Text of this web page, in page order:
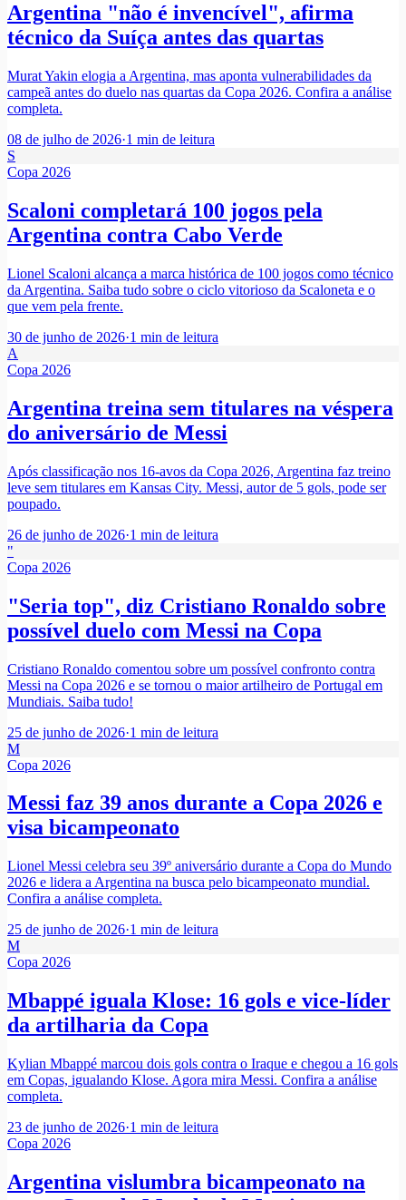
Argentina "não é invencível", afirma
técnico da Suíça antes das quartas
Murat Yakin elogia a Argentina, mas aponta vulnerabilidades da
campeã antes do duelo nas quartas da Copa 2026. Confira a análise
completa.
08 de julho de 2026·1 min de leitura
S
Copa 2026
Scaloni completará 100 jogos pela
Argentina contra Cabo Verde
Lionel Scaloni alcança a marca histórica de 100 jogos como técnico
da Argentina. Saiba tudo sobre o ciclo vitorioso da Scaloneta e o
que vem pela frente.
30 de junho de 2026·1 min de leitura
A
Copa 2026
Argentina treina sem titulares na véspera
do aniversário de Messi
Após classificação nos 16-avos da Copa 2026, Argentina faz treino
leve sem titulares em Kansas City. Messi, autor de 5 gols, pode ser
poupado.
26 de junho de 2026·1 min de leitura
"
Copa 2026
"Seria top", diz Cristiano Ronaldo sobre
possível duelo com Messi na Copa
Cristiano Ronaldo comentou sobre um possível confronto contra
Messi na Copa 2026 e se tornou o maior artilheiro de Portugal em
Mundiais. Saiba tudo!
25 de junho de 2026·1 min de leitura
M
Copa 2026
Messi faz 39 anos durante a Copa 2026 e
visa bicampeonato
Lionel Messi celebra seu 39º aniversário durante a Copa do Mundo
2026 e lidera a Argentina na busca pelo bicampeonato mundial.
Confira a análise completa.
25 de junho de 2026·1 min de leitura
M
Copa 2026
Mbappé iguala Klose: 16 gols e vice-líder
da artilharia da Copa
Kylian Mbappé marcou dois gols contra o Iraque e chegou a 16 gols
em Copas, igualando Klose. Agora mira Messi. Confira a análise
completa.
23 de junho de 2026·1 min de leitura
Copa 2026
Argentina vislumbra bicampeonato na